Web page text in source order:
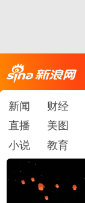
新闻 财经
直播
美图
小说
教育